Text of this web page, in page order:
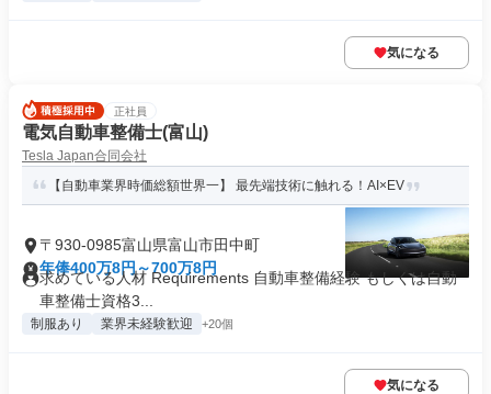
気になる
正社員
電気自動車整備士(富山)
Tesla Japan合同会社
【自動車業界時価総額世界一】 最先端技術に触れる！AI×EV
〒930-0985富山県富山市田中町
年俸400万8円～700万8円
求めている人材 Requirements 自動車整備経験 もしくは自動
車整備士資格3...
制服あり 業界未経験歓迎 +20個
気になる